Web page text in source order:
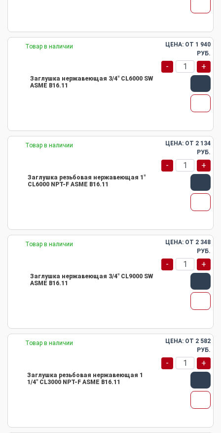
Товар в наличии
Заглушка нержавеющая 3/4" CL6000 SW
ASME B16.11
ЦЕНА: ОТ 1 940
РУБ.
- +
Товар в наличии
Заглушка резьбовая нержавеющая 1"
CL6000 NPT-F ASME B16.11
ЦЕНА: ОТ 2 134
РУБ.
- +
Товар в наличии
Заглушка нержавеющая 3/4" CL9000 SW
ASME B16.11
ЦЕНА: ОТ 2 348
РУБ.
- +
Товар в наличии
Заглушка резьбовая нержавеющая 1
1/4" CL3000 NPT-F ASME B16.11
ЦЕНА: ОТ 2 582
РУБ.
- +